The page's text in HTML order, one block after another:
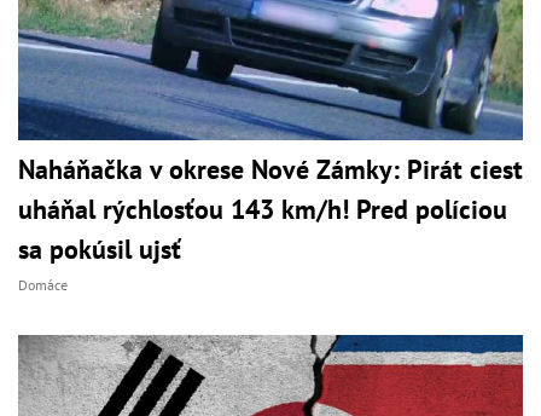
Naháňačka v okrese Nové Zámky: Pirát ciest
uháňal rýchlosťou 143 km/h! Pred políciou
sa pokúsil ujsť
Domáce